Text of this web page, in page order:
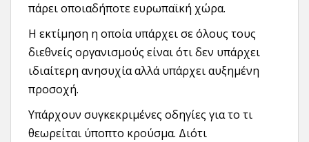
πάρει οποιαδήποτε ευρωπαϊκή χώρα.
Η εκτίμηση η οποία υπάρχει σε όλους τους
διεθνείς οργανισμούς είναι ότι δεν υπάρχει
ιδιαίτερη ανησυχία αλλά υπάρχει αυξημένη
προσοχή.
Υπάρχουν συγκεκριμένες οδηγίες για το τι
θεωρείται ύποπτο κρούσμα. Διότι